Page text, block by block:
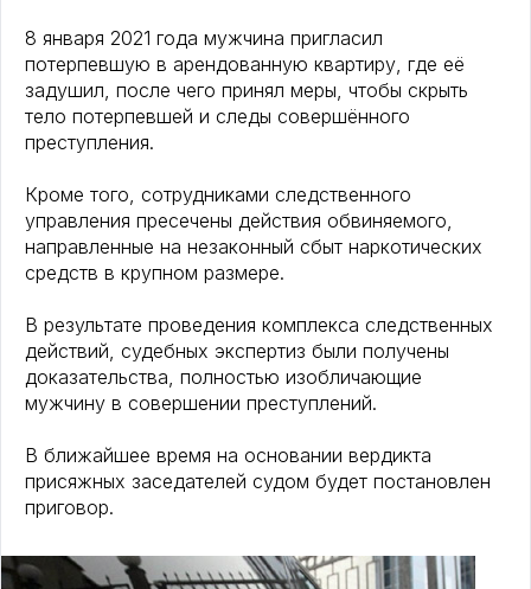
8 января 2021 года мужчина пригласил
потерпевшую в арендованную квартиру, где её
задушил, после чего принял меры, чтобы скрыть
тело потерпевшей и следы совершённого
преступления.
Кроме того, сотрудниками следственного
управления пресечены действия обвиняемого,
направленные на незаконный сбыт наркотических
средств в крупном размере.
В результате проведения комплекса следственных
действий, судебных экспертиз были получены
доказательства, полностью изобличающие
мужчину в совершении преступлений.
В ближайшее время на основании вердикта
присяжных заседателей судом будет постановлен
приговор.